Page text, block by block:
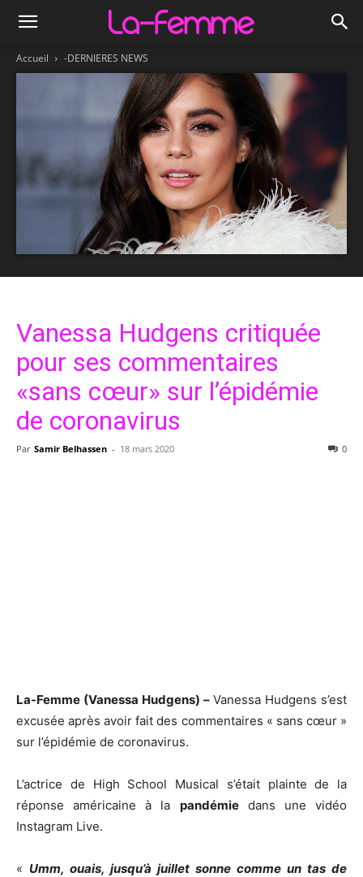
Accueil -DERNIERES NEWS
Vanessa Hudgens critiquée
pour ses commentaires
«sans cœur» sur l’épidémie
de coronavirus
Par Samir Belhassen - 18 mars 2020 0
La-Femme (Vanessa Hudgens) – Vanessa Hudgens s’est
excusée après avoir fait des commentaires « sans cœur »
sur l’épidémie de coronavirus.
L’actrice de High School Musical s’était plainte de la
réponse américaine à la pandémiedans une vidéo
Instagram Live.
« Umm, ouais, jusqu’à juillet sonne comme un tas de